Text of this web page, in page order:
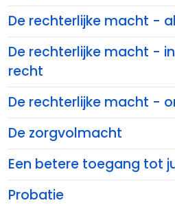
De rechterlijke macht -
De rechterlijke macht -
recht
De rechterlijke macht -
De zorgvolmacht
Een betere toegang tot
Probatie